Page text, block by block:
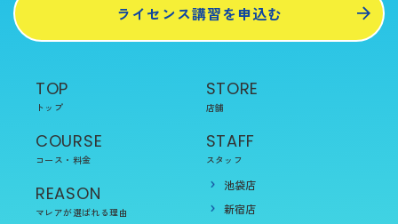
ライセンス講習を申込む
TOP
トップ
COURSE
コース・料金
REASON
マレアが選ばれる理由
STORE
店舗
STAFF
スタッフ
池袋店
新宿店